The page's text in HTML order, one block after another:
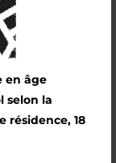
en âge
selon la
résidence, 18